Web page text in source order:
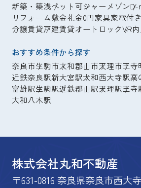
新築・築浅ペット可シャーメゾンD-
リフォーム敷金礼金0円家具家電付き
分譲賃貸戸建賃貸オートロックVR
おすすめ条件から探す
奈良市生駒市大和郡山市天理市王寺
近鉄奈良駅新大宮駅大和西大寺駅高
富雄駅生駒駅近鉄郡山駅天理駅王寺
大和八木駅
株式会社丸和不動産
〒631-0816 奈良県奈良市西大